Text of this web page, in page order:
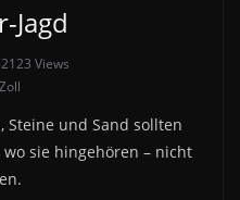
Jagd
2123 Views
Zoll
Steine und Sand sollten
sie hingehören – nicht